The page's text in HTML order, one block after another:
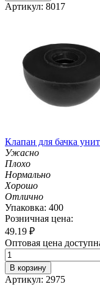
Артикул: 8017
Клапан для бачка
Ужасно
Плохо
Нормально
Хорошо
Отлично
Упаковка: 400
Розничная цена:
49.19 ₽
Оптовая цена
В корзину
Артикул: 2975